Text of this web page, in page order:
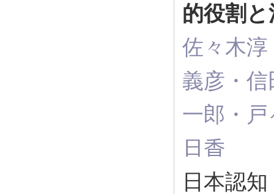
的役割
佐々木
義彦・
一郎・
日香
日本認